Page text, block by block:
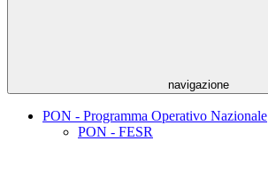
navigazione
PON - Programma Operativo Nazionale
PON - FESR